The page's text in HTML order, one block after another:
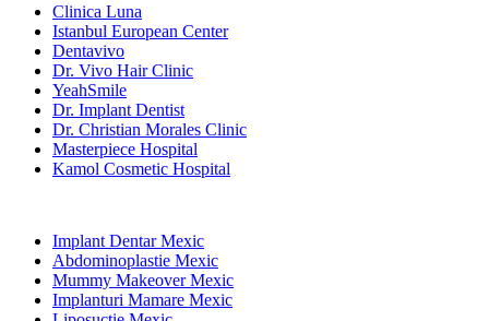
Clinica Luna
Istanbul European Center
Dentavivo
Dr. Vivo Hair Clinic
YeahSmile
Dr. Implant Dentist
Dr. Christian Morales Clinic
Masterpiece Hospital
Kamol Cosmetic Hospital
Implant Dentar Mexic
Abdominoplastie Mexic
Mummy Makeover Mexic
Implanturi Mamare Mexic